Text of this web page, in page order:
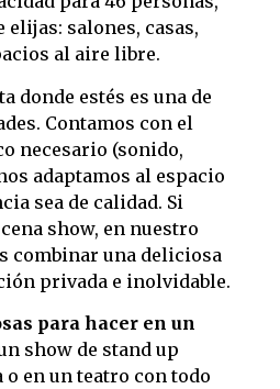
elijas: salones, casas,
al aire libre.
donde estés es una de
Contamos con el
necesario (sonido,
adaptamos al espacio
sea de calidad. Si
show, en nuestro
combinar una deliciosa
privada e inolvidable.
para hacer en un
show de stand up
o en un teatro con todo